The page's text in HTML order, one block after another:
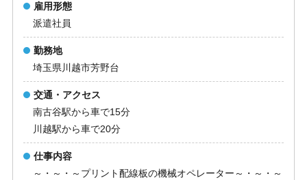
雇用形態
派遣社員
勤務地
埼玉県川越市芳野台
交通・アクセス
南古谷駅から車で15分
川越駅から車で20分
仕事内容
～・～・～プリント配線板の機械オペレーター～・～・～